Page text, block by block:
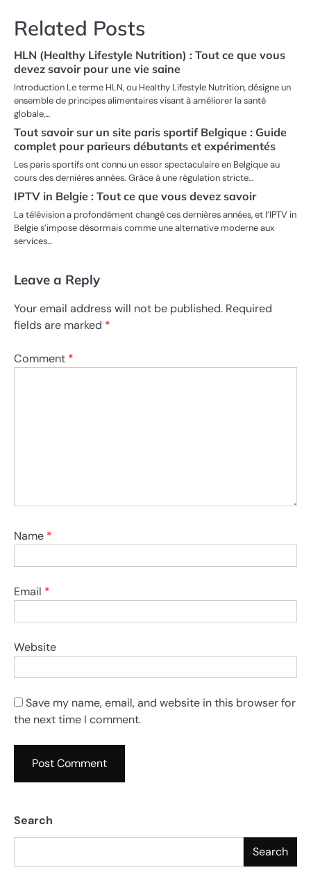
Related Posts
HLN (Healthy Lifestyle Nutrition) : Tout ce que vous
devez savoir pour une vie saine
Introduction Le terme HLN, ou Healthy Lifestyle Nutrition, désigne un
ensemble de principes alimentaires visant à améliorer la santé
globale,…
Tout savoir sur un site paris sportif Belgique : Guide
complet pour parieurs débutants et expérimentés
Les paris sportifs ont connu un essor spectaculaire en Belgique au
cours des dernières années. Grâce à une régulation stricte…
IPTV in Belgie : Tout ce que vous devez savoir
La télévision a profondément changé ces dernières années, et l’IPTV in
Belgie s’impose désormais comme une alternative moderne aux
services…
Leave a Reply
Your email address will not be published. Required
fields are marked *
Comment *
Name *
Email *
Website
Save my name, email, and website in this browser for
the next time I comment.
Search
Search